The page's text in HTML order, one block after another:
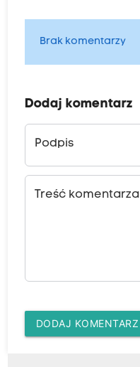
Brak komentarzy
Dodaj komentarz
Podpis
Treść komentarza
DODAJ KOMENTARZ